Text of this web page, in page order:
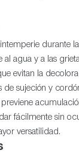
durante
al agua y a las
evitan la
de sujeción y
fácilmente sin
versatilidad.